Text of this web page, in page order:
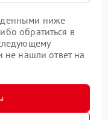
ниже
обратиться в
не нашли ответ на